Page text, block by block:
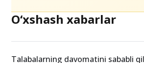
O‘xshash xabarlar